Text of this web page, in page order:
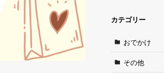
カテゴリー
おでかけ
その他